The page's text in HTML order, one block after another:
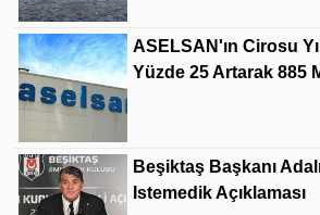
ASELSAN'ın Cirosu
Yüzde 25 Artarak 885
Beşiktaş Başkanı
Istemedik Açıklaması